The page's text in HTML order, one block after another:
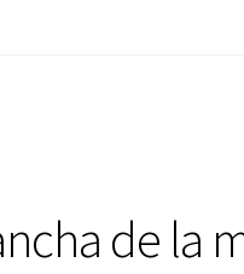
de la